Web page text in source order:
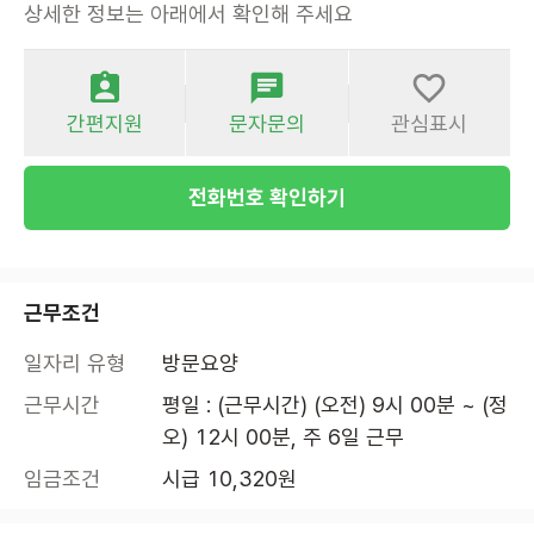
상세한 정보는 아래에서 확인해 주세요
간편지원 문자문의 관심표시
전화번호 확인하기
근무조건
일자리 유형
방문요양
근무시간
평일 : (근무시간) (오전) 9시 00분 ~ (정
오) 12시 00분, 주 6일 근무
임금조건
시급 10,320원